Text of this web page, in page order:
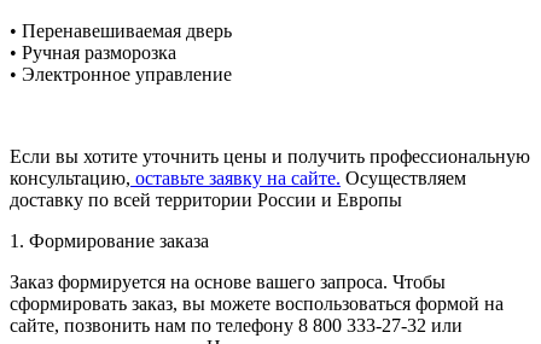
• Перенавешиваемая дверь
• Ручная разморозка
• Электронное управление
Если вы хотите уточнить цены и получить профессиональную
консультацию, оставьте заявку на сайте. Осуществляем
доставку по всей территории России и Европы
1. Формирование заказа
Заказ формируется на основе вашего запроса. Чтобы
сформировать заказ, вы можете воспользоваться формой на
сайте, позвонить нам по телефону 8 800 333-27-32 или